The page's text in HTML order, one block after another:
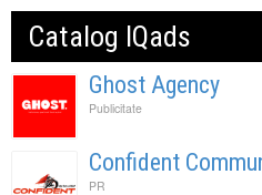
Catalog IQads
Ghost Agency
Publicitate
Confident
PR